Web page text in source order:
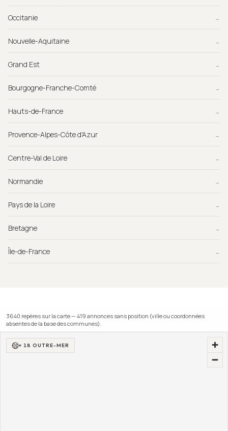
Occitanie →
Nouvelle-Aquitaine →
Grand Est →
Bourgogne-Franche-Comté →
Hauts-de-France →
Provence-Alpes-Côte d'Azur →
Centre-Val de Loire →
Normandie →
Pays de la Loire →
Bretagne →
Île-de-France →
3640 repères sur la carte — 419 annonces sans position (ville ou coordonnées
absentes de la base des communes).
+ 18 OUTRE-MER